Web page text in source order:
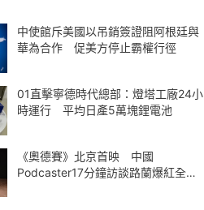
中使館斥美國以吊銷簽證阻阿根廷與
華為合作 促美方停止霸權行徑
01直擊寧德時代總部：燈塔工廠24小
時運行 平均日產5萬塊鋰電池
《奧德賽》北京首映 中國
Podcaster17分鐘訪談路蘭爆紅全球